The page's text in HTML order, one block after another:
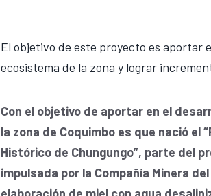
El objetivo de este proyecto es aportar
ecosistema de la zona y lograr
Con el objetivo de aportar en el
la zona de Coquimbo es que nació el
Histórico de Chungungo”, parte del
impulsada por la Compañía Minera